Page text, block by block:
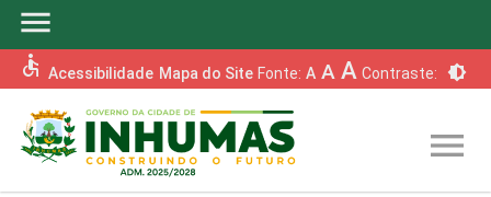
menu
accessible Acessibilidade Mapa do Site Fonte: A A A Contraste: brightness_6
menu